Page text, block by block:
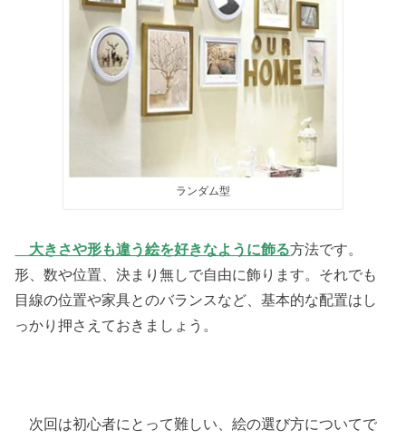
ランダム型
大きさや形も違う絵を好きなように飾る方法です。
形、数や位置、決まり無しで自由に飾ります。それでも
目線の位置や家具とのバランスなど、基本的な配置はし
っかり押さえておきましょう。
次回は初心者にとって難しい、絵の選び方についてで